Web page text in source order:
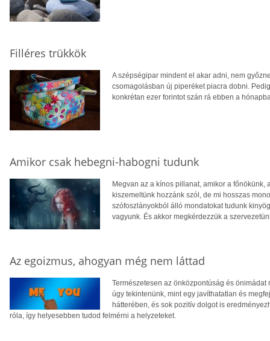
Filléres trükkök
A szépségipar mindent el akar adni, nem
csomagolásban új piperéket piacra dobni.
konkrétan ezer forintot szán rá ebben a
Amikor csak hebegni-habogni tudunk
Megvan az a kínos pillanat, amikor a főnökünk,
kiszemeltünk hozzánk szól, de mi hosszas
szófoszlányokból álló mondatokat tudunk
vagyunk. És akkor megkérdezzük a
Az egoizmus, ahogyan még nem láttad
Természetesen az önközpontúság és
úgy tekintenünk, mint egy javíthatatlan és
hátterében, és sok pozitív dolgot is
róla, így helyesebben tudod felmérni a helyzeteket.